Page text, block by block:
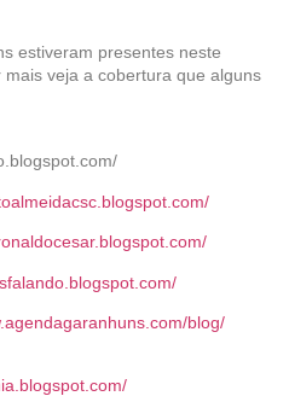
estiveram presentes neste
veja a cobertura que alguns
blog/